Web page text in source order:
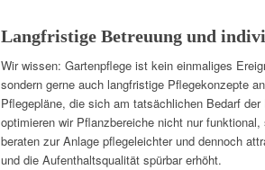
Langfristige Betreuung und
Wir wissen: Gartenpflege ist kein einmaliges
sondern gerne auch langfristige Pflegekonzepte
Pflegepläne, die sich am tatsächlichen Bedarf
optimieren wir Pflanzbereiche nicht nur
beraten zur Anlage pflegeleichter und dennoch
und die Aufenthaltsqualität spürbar erhöht.